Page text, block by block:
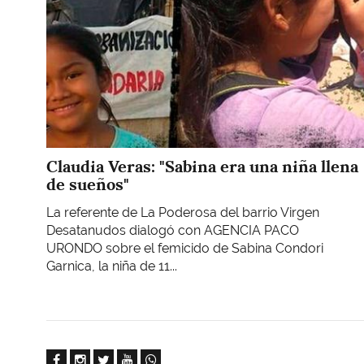
Claudia Veras: "Sabina era una niña llena
de sueños"
La referente de La Poderosa del barrio Virgen
Desatanudos dialogó con AGENCIA PACO
URONDO sobre el femicido de Sabina Condori
Garnica, la niña de 11...